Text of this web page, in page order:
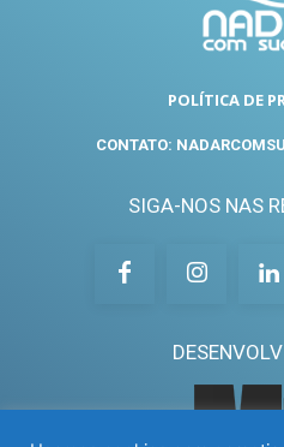
POLÍTICA DE
CONTATO:
SIGA-NOS NAS